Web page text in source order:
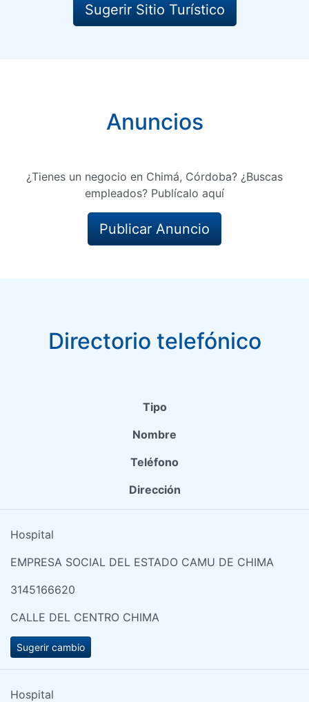
Sugerir Sitio Turístico
Anuncios
¿Tienes un negocio en Chimá, Córdoba? ¿Buscas
empleados? Publícalo aquí
Publicar Anuncio
Directorio telefónico
Tipo
Nombre
Teléfono
Dirección
Hospital
EMPRESA SOCIAL DEL ESTADO CAMU DE CHIMA
3145166620
CALLE DEL CENTRO CHIMA
Sugerir cambio
Hospital